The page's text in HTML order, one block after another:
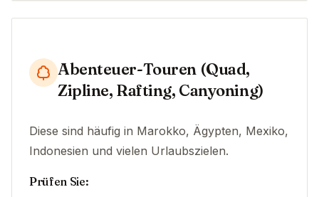
Abenteuer-Touren (Quad,
Zipline, Rafting, Canyoning)
Diese sind häufig in Marokko, Ägypten, Mexiko,
Indonesien und vielen Urlaubszielen.
Prüfen Sie: